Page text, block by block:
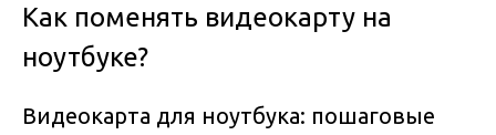
Как поменять видеокарту на
ноутбуке?
Видеокарта для ноутбука: пошаговые